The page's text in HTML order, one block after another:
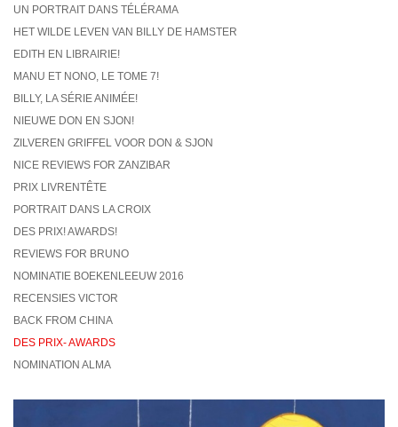
UN PORTRAIT DANS TÉLÉRAMA
HET WILDE LEVEN VAN BILLY DE HAMSTER
EDITH EN LIBRAIRIE!
MANU ET NONO, LE TOME 7!
BILLY, LA SÉRIE ANIMÉE!
NIEUWE DON EN SJON!
ZILVEREN GRIFFEL VOOR DON & SJON
NICE REVIEWS FOR ZANZIBAR
PRIX LIVRENTÊTE
PORTRAIT DANS LA CROIX
DES PRIX! AWARDS!
REVIEWS FOR BRUNO
NOMINATIE BOEKENLEEUW 2016
RECENSIES VICTOR
BACK FROM CHINA
DES PRIX- AWARDS
NOMINATION ALMA